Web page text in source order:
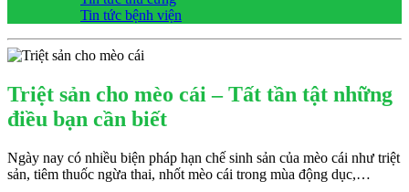
Tin tức bệnh viện
Triệt sản cho mèo cái – Tất tần tật những
điều bạn cần biết
Ngày nay có nhiều biện pháp hạn chế sinh sản của mèo cái như triệt
sản, tiêm thuốc ngừa thai, nhốt mèo cái trong mùa động dục,…